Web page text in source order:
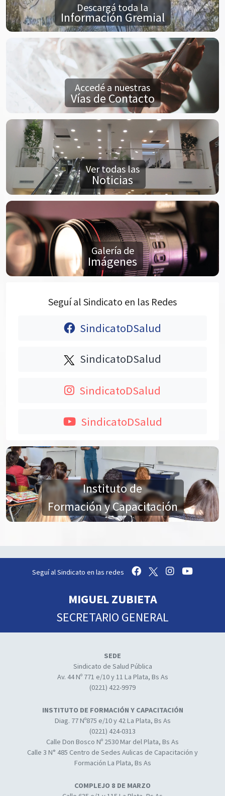
Descargá toda la
Información Gremial
Accedé a nuestras
Vías de Contacto
Ver todas las
Noticias
Galería de
Imágenes
Seguí al Sindicato en las Redes
SindicatoDSalud
SindicatoDSalud
SindicatoDSalud
SindicatoDSalud
Instituto de
Formación y Capacitación
Seguí al Sindicato en las redes
MIGUEL ZUBIETA
SECRETARIO GENERAL
SEDE
Sindicato de Salud Pública
Av. 44 Nº 771 e/10 y 11 La Plata, Bs As
(0221) 422-9979
INSTITUTO DE FORMACIÓN Y CAPACITACIÓN
Diag. 77 Nº875 e/10 y 42 La Plata, Bs As
(0221) 424-0313
Calle Don Bosco Nº 2530 Mar del Plata, Bs As
Calle 3 N° 485 Centro de Sedes Aulicas de Capacitación y
Formación La Plata, Bs As
COMPLEJO 8 DE MARZO